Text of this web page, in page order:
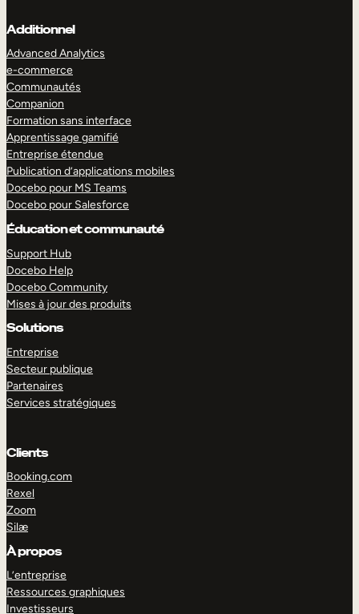
Additionnel
Advanced Analytics
e-commerce
Communautés
Companion
Formation sans interface
Apprentissage gamifié
Entreprise étendue
Publication d’applications mobiles
Docebo pour MS Teams
Docebo pour Salesforce
Éducation et communauté
Support Hub
Docebo Help
Docebo Community
Mises à jour des produits
Solutions
Entreprise
Secteur publique
Partenaires
Services stratégiques
Clients
Booking.com
Rexel
Zoom
Silæ
À propos
L’entreprise
Ressources graphiques
Investisseurs